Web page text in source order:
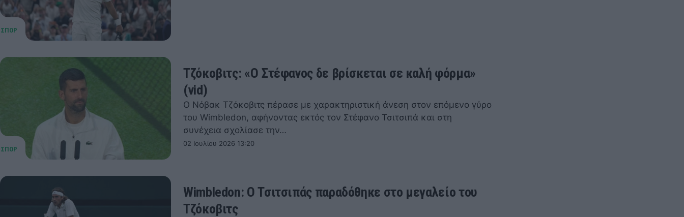
Τζόκοβιτς: «Ο Στέφανος δε βρίσκεται σε καλή φόρμα»
(vid)
Ο Νόβακ Τζόκοβιτς πέρασε με χαρακτηριστική άνεση στον επόμενο γύρο
του Wimbledon, αφήνοντας εκτός τον Στέφανο Τσιτσιπά και στη
συνέχεια σχολίασε την…
02 Ιουλίου 2026 13:20
Wimbledon: Ο Τσιτσιπάς παραδόθηκε στο μεγαλείο του
Τζόκοβιτς